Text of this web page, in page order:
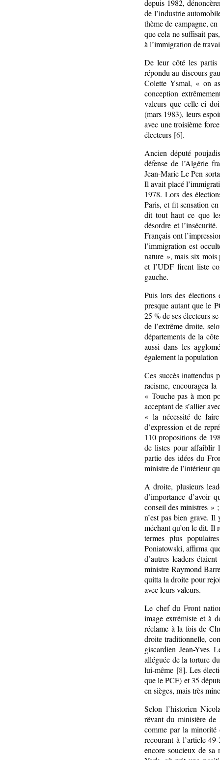
depuis 1982,
de l’industrie
thème de campagne,
que cela ne suffisait
à l’immigration de
De leur côté les partis
répondu au discours
Colette Ysmal, « on
conception
valeurs que celle-ci
(mars 1983), leurs
avec une troisième
électeurs [6].
Ancien député
défense de l’Algérie
Jean-Marie Le Pen
Il avait placé
1978. Lors des
Paris, et fit sensation
dit tout haut ce que
désordre et
Français ont
l’immigration est
nature », mais six
et l’UDF firent liste
gauche.
Puis lors des
presque autant que le
25 % de ses électeurs
de l’extrême droite,
départements de la
aussi dans les
également la
Ces succès inattendus
racisme, encouragea
« Touche pas à mon
acceptant de s’allier
« la nécessité de
d’expression et de
110 propositions de
de listes pour affaiblir
partie des idées du
ministre de l’intérieur
A droite, plusieurs
d’importance d’avoir
conseil des ministres »
n’est pas bien grave.
méchant qu’on le dit. Il
termes plus
Poniatowski, affirma
d’autres leaders
ministre Raymond
quitta la droite pour
avec leurs valeurs.
Le chef du Front
image extrémiste et à
réclame à la fois de
droite traditionnelle,
giscardien Jean-Yves
alléguée de la torture
lui-même [8]. Les
que le PCF) et 35
en sièges, mais très
Selon l’historien
rêvant du ministère
comme par la minorité
recourant à l’article
encore soucieux de